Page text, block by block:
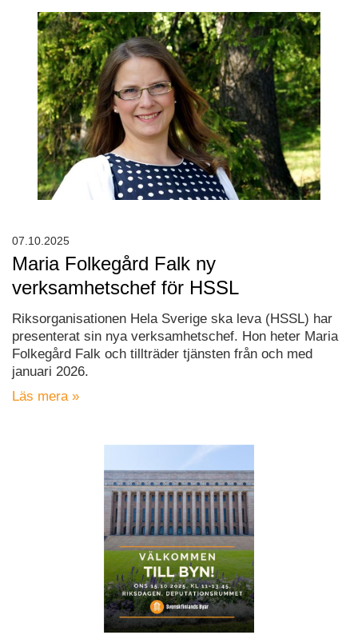
Maria Folkegård Falk ny
verksamhetschef för HSSL
Riksorganisationen Hela Sverige ska leva (HSSL) har
presenterat sin nya verksamhetschef. Hon heter Maria
Folkegård Falk och tillträder tjänsten från och med
januari 2026.
Läs mera »
07.10.2025